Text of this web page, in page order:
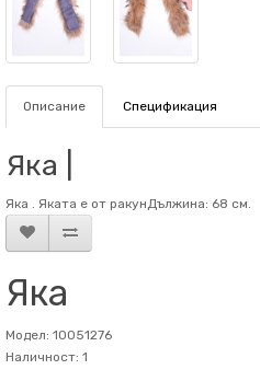
Описание Спецификация
Яка |
Яка . Яката е от ракунДължина: 68 см.
Яка
Модел: 10051276
Наличност: 1